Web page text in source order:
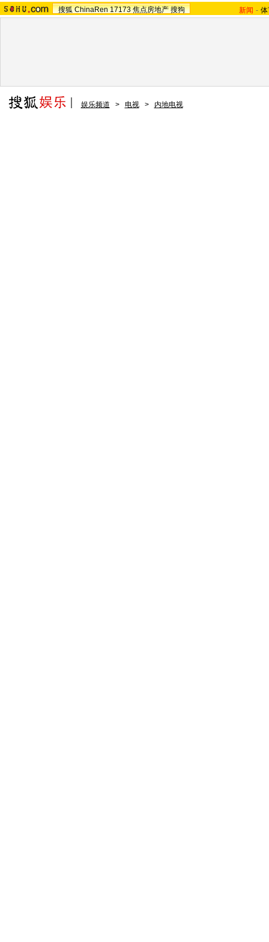
搜狐 ChinaRen 17173 焦点房地产 搜狗 新闻 -
娱乐频道 > 电视 > 内地电视